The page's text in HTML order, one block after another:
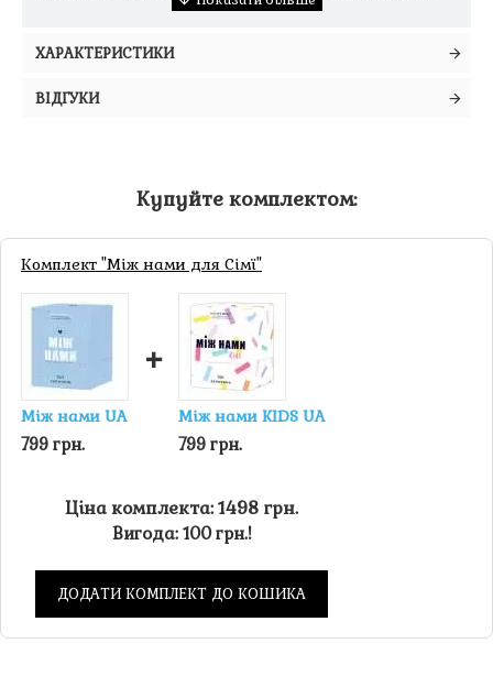
ХАРАКТЕРИСТИКИ
ВІДГУКИ
Купуйте комплектом:
Комплект "Між нами для Сімї"
Між нами UA
799 грн.
+
Між нами KIDS UA
799 грн.
Ціна комплекта: 1498 грн.
Вигода: 100 грн.!
ДОДАТИ КОМПЛЕКТ ДО КОШИКА